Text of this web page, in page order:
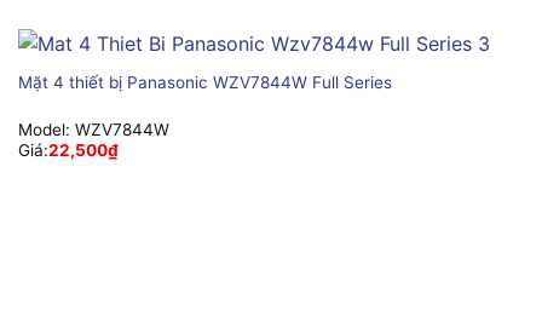
Mặt 4 thiết bị Panasonic WZV7844W Full Series
Model: WZV7844W
Giá:22,500₫